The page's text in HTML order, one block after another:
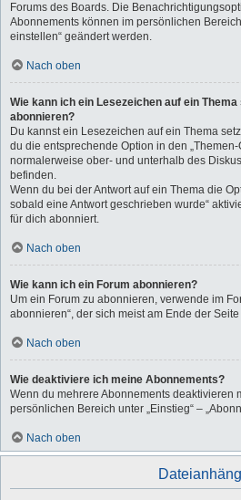
Forums des Boards. Die
Abonnements können im persönlichen
einstellen“ geändert werden.
Nach oben
Wie kann ich ein Lesezeichen auf ein
abonnieren?
Du kannst ein Lesezeichen auf ein Thema
du die entsprechende Option in den
normalerweise ober- und unterhalb des
befinden.
Wenn du bei der Antwort auf ein Thema die
sobald eine Antwort geschrieben wurde“
für dich abonniert.
Nach oben
Wie kann ich ein Forum abonnieren?
Um ein Forum zu abonnieren, verwende im
abonnieren“, der sich meist am Ende der
Nach oben
Wie deaktiviere ich meine Abonnements?
Wenn du mehrere Abonnements deaktivieren
persönlichen Bereich unter „Einstieg“ –
Nach oben